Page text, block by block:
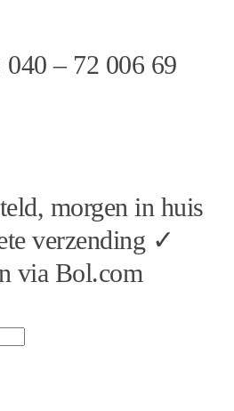
– 72 006 69
morgen in huis
verzending ✓
via Bol.com